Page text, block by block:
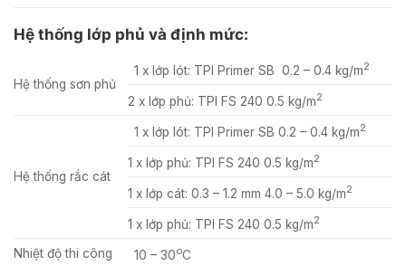
Hệ thống lớp phủ và định mức:
Hệ thống sơn phủ
1 x lớp lót: TPI Primer SB 0.2 – 0.4 kg/m2
2 x lớp phủ: TPI FS 240 0.5 kg/m2
Hệ thống rắc cát
1 x lớp lót: TPI Primer SB 0.2 – 0.4 kg/m2
1 x lớp phủ: TPI FS 240 0.5 kg/m2
1 x lớp cát: 0.3 – 1.2 mm 4.0 – 5.0 kg/m2
1 x lớp phủ: TPI FS 240 0.5 kg/m2
Nhiệt độ thi công 10 – 30oC